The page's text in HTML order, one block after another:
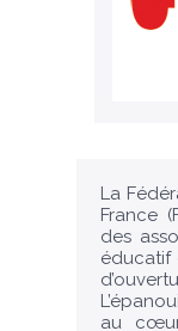
La
France
des
éducatif
au